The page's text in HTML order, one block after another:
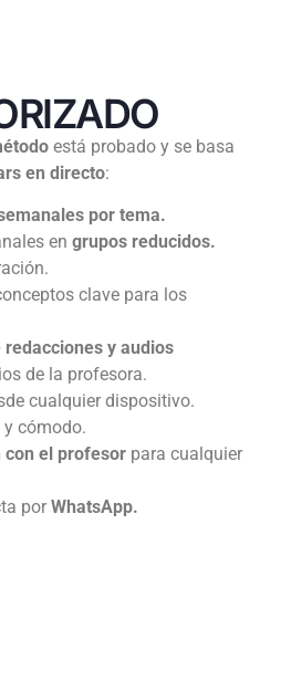
está probado y se basa
en directo:
por tema.
en grupos reducidos.
clave para los
redacciones y audios
de la profesora.
cualquier dispositivo.
y cómodo.
el profesor para cualquier
por WhatsApp.